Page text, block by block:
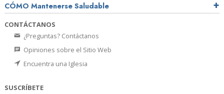
CÓMO Mantenerse Saludable
CONTÁCTANOS
¿Preguntas? Contáctanos
Opiniones sobre el Sitio Web
Encuentra una Iglesia
SUSCRÍBETE